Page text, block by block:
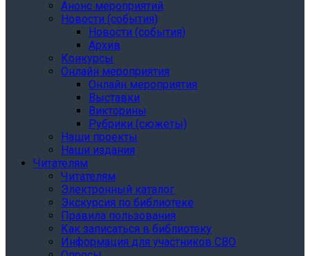
Анонс мероприятий
Новости (события)
Новости (события)
Архив
Конкурсы
Онлайн мероприятия
Онлайн мероприятия
Выставки
Викторины
Рубрики (сюжеты)
Наши проекты
Наши издания
Читателям
Читателям
Электронный каталог
Экскурсия по библиотеке
Правила пользования
Как записаться в библиотеку
Информация для участников СВО